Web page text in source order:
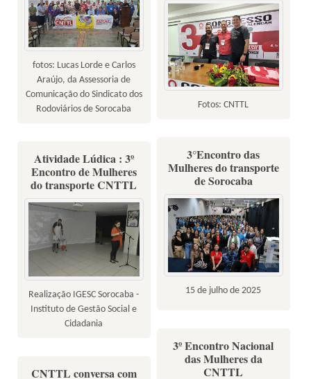
fotos: Lucas Lorde e Carlos
Araújo, da Assessoria de
Comunicação do Sindicato dos
Rodoviários de Sorocaba
Fotos: CNTTL
3°Encontro das
Mulheres do transporte
de Sorocaba
15 de julho de 2025
Atividade Lúdica : 3º
Encontro de Mulheres
do transporte CNTTL
Realização IGESC Sorocaba -
Instituto de Gestão Social e
Cidadania
3º Encontro Nacional
das Mulheres da
CNTTL
CNTTL conversa com